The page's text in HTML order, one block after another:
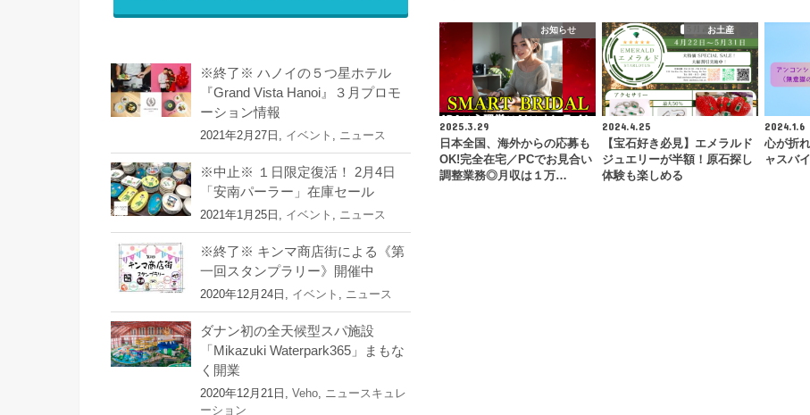
お知らせ
2025.3.29
日本全国、海外からの応募も
OK!完全在宅／PCでお見合い
調整業務◎月収は１万…
お土産
2024.4.25
【宝石好き必見】エメラルド
ジュエリーが半額！原石探し
体験も楽しめる
2024.1.6
心が折
ャスバ
※終了※ ハノイの５つ星ホテル
『Grand Vista Hanoi』３月プロモ
ーション情報
2021年2月27日, イベント ニュース
※中止※ １日限定復活！ 2月4日
「安南パーラー」在庫セール
2021年1月25日, イベント ニュース
※終了※ キンマ商店街による《第
一回スタンプラリー》開催中
2020年12月24日, イベント ニュース
ダナン初の全天候型スパ施設
「Mikazuki Waterpark365」まもな
く開業
2020年12月21日, Veho
ニュースキュレ
ーション